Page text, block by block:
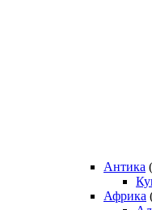
Антика
Африка